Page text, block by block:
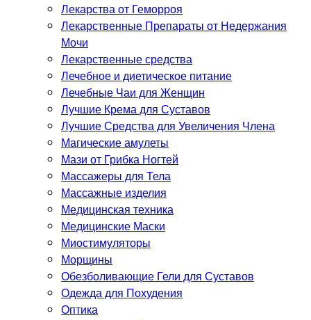
Лекарства от Геморроя
Лекарственные Препараты от Недержания
Мочи
Лекарственные средства
Лечебное и диетическое питание
Лечебные Чаи для Женщин
Лучшие Крема для Суставов
Лучшие Средства для Увеличения Члена
Магические амулеты
Мази от Грибка Ногтей
Массажеры для Тела
Массажные изделия
Медицинская техника
Медицинские Маски
Миостимуляторы
Морщины
Обезболивающие Гели для Суставов
Одежда для Похудения
Оптика